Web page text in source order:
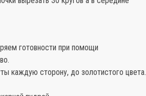
готовности при помощи
каждую сторону, до золотистого цвета.